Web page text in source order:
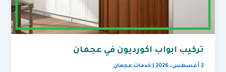
تركيب ابواب اكورديون في عجمان
2 أغسطس، 2026 |خدمات عجمان